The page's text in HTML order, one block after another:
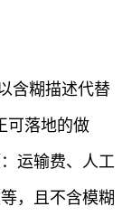
含糊描述代替
可落地的做
运输费、人工
，且不含模糊